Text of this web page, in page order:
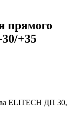
прямого
+35
ELITECH ДП 30,